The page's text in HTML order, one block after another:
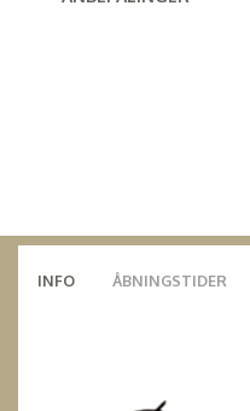
INFO ÅBNINGSTIDER